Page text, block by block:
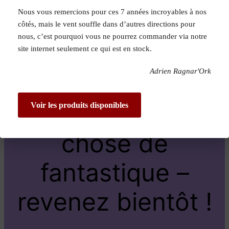
Pardon pour le
dérangement !
Nous travaillons
sur quelque
chose de
fantastique –
revenez bientôt !
Nous vous remercions pour ces 7 années incroyables à nos
côtés, mais le vent souffle dans d’autres directions pour
nous, c’est pourquoi vous ne pourrez commander via notre
site internet seulement ce qui est en stock.
Adrien Ragnar'Ork
Voir les produits disponibles